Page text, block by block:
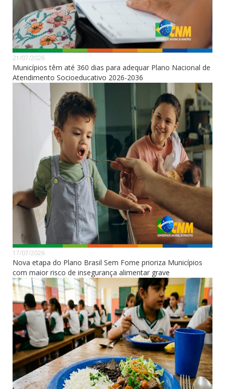
21/07/2026
Municípios têm até 360 dias para adequar Plano Nacional de
Atendimento Socioeducativo 2026-2036
17/07/2026
Nova etapa do Plano Brasil Sem Fome prioriza Municípios
com maior risco de insegurança alimentar grave